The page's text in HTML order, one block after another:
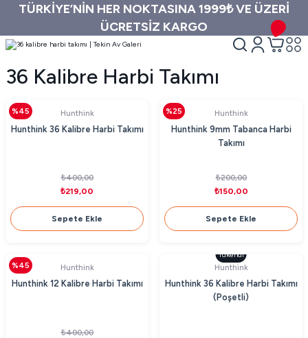
TÜRKİYE’NİN HER NOKTASINA 1999₺ VE ÜZERİ
ÜCRETSİZ KARGO
36 Kalibre Harbi Takımı
%45 Hunthink
Hunthink 36 Kalibre Harbi Takımı
₺400,00
₺219,00
Sepete Ekle
%25 Hunthink
Hunthink 9mm Tabanca Harbi
Takımı
₺200,00
₺150,00
Sepete Ekle
%45 Hunthink
Hunthink 12 Kalibre Harbi Takımı
₺400,00
Tükendi
Hunthink
Hunthink 36 Kalibre Harbi Takımı
(Poşetli)